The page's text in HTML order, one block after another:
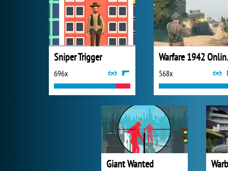
Sniper Trigger
696x 568x
Giant Wanted